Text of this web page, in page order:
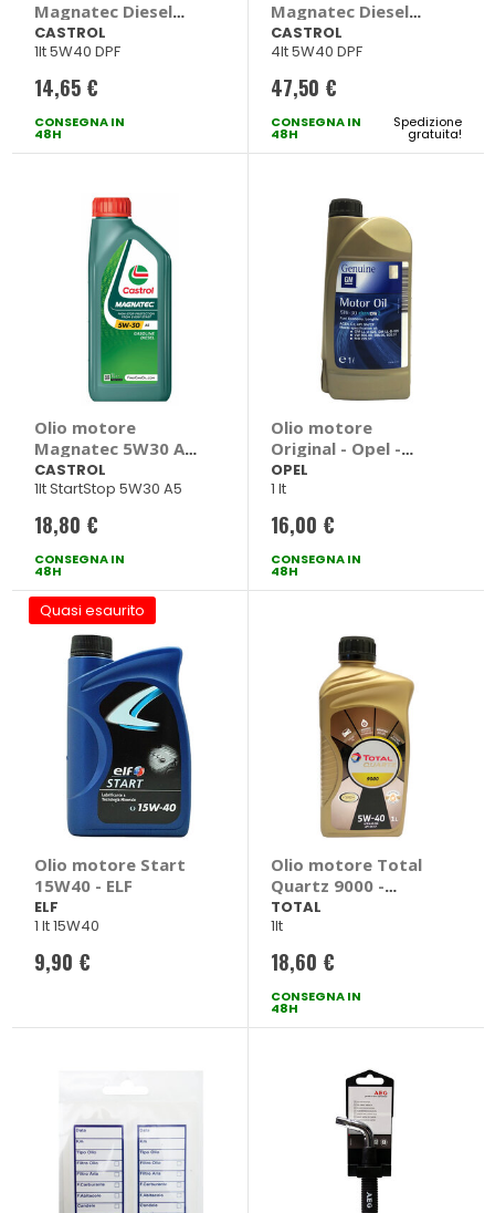
Magnatec Diesel
5W40 DPF -
CASTROL
CASTROL
1lt 5W40 DPF
14,65 €
CONSEGNA IN
48H
Magnatec Diesel
5W40 DPF -
CASTROL
CASTROL
4lt 5W40 DPF
47,50 €
CONSEGNA IN
48H
Spedizione
gratuita!
Olio motore
Magnatec 5W30 A5
- CASTROL
CASTROL
1lt StartStop 5W30 A5
18,80 €
CONSEGNA IN
48H
Olio motore
Original - Opel -
OPEL
OPEL
1 lt
16,00 €
CONSEGNA IN
48H
Quasi esaurito
Olio motore Start
15W40 - ELF
ELF
1 lt 15W40
9,90 €
Olio motore Total
Quartz 9000 -
TOTAL
TOTAL
1lt
18,60 €
CONSEGNA IN
48H